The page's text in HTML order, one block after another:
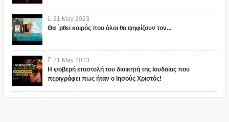
21 May 2023
Θα ΄ρθει καιρός που όλοι θα ψηφίζουν τον...
21 May 2023
Η φοβερή επιστολή του διοικητή της Ιουδαίας που
περιγράφει πως ήταν ο Ιησούς Χριστός!